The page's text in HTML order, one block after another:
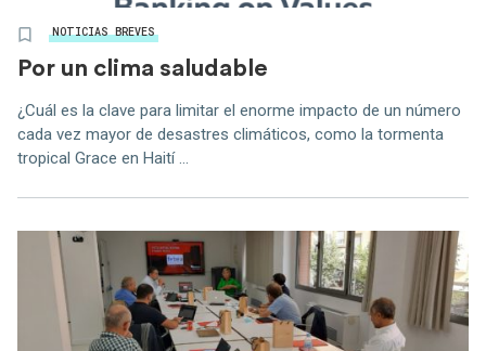
NOTICIAS BREVES
Por un clima saludable
¿Cuál es la clave para limitar el enorme impacto de un número
cada vez mayor de desastres climáticos, como la tormenta
tropical Grace en Haití ...